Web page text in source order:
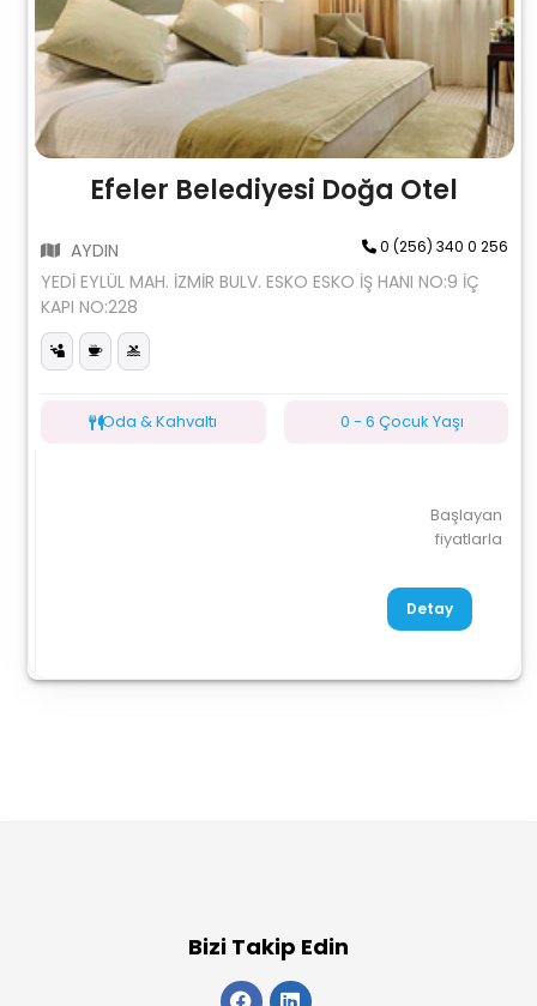
Efeler Belediyesi Doğa Otel
AYDIN 0 (256) 340 0 256
YEDİ EYLÜL MAH. İZMİR BULV. ESKO ESKO İŞ HANI NO:9 İÇ
KAPI NO:228
Oda & Kahvaltı 0 - 6 Çocuk Yaşı
Başlayan
fiyatlarla
Detay
Bizi Takip Edin